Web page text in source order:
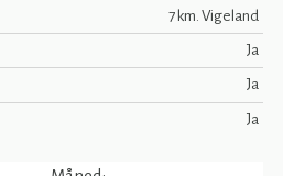
7 km. Vigeland
Ja
Ja
Ja